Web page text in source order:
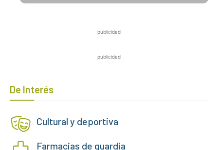
publicidad
publicidad
De Interés
Cultural y deportiva
Farmacias de guardia